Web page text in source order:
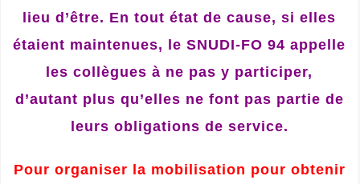
lieu d’être. En tout état de cause, si elles
étaient maintenues, le SNUDI-FO 94 appelle
les collègues à ne pas y participer,
d’autant plus qu’elles ne font pas partie de
leurs obligations de service.
Pour organiser la mobilisation pour obtenir